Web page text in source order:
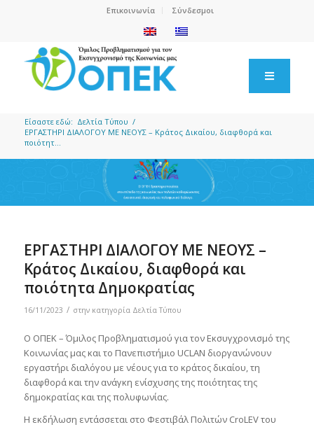
Επικοινωνία Σύνδεσμοι
Είσαστε εδώ: Δελτία Τύπου /
ΕΡΓΑΣΤΗΡΙ ΔΙΑΛΟΓΟΥ ΜΕ ΝΕΟΥΣ – Κράτος Δικαίου, διαφθορά και
ποιότητ...
ΕΡΓΑΣΤΗΡΙ ΔΙΑΛΟΓΟΥ ΜΕ ΝΕΟΥΣ –
Κράτος Δικαίου, διαφθορά και
ποιότητα Δημοκρατίας
16/11/2023 / στην κατηγορία Δελτία Τύπου
Ο ΟΠΕΚ – Όμιλος Προβληματισμού για τον Εκσυγχρονισμό της
Κοινωνίας μας και το Πανεπιστήμιο UCLAN διοργανώνουν
εργαστήρι διαλόγου με νέους για το κράτος δικαίου, τη
διαφθορά και την ανάγκη ενίσχυσης της ποιότητας της
δημοκρατίας και της πολυφωνίας.
Η εκδήλωση εντάσσεται στο Φεστιβάλ Πολιτών CroLEV του